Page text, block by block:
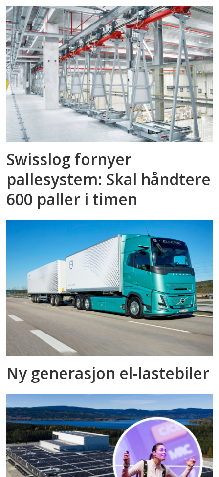
Swisslog fornyer
pallesystem: Skal håndtere
600 paller i timen
Ny generasjon el-lastebiler